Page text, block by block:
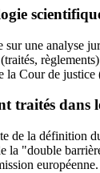
sur une analyse
la Cour de
traités dans
de la définition
la "double
européenne.